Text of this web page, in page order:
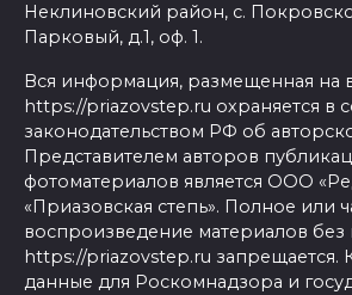
Неклиновский район, с.
Парковый, д.1, оф. 1.
Вся информация, размещенная на
https://priazovstep.ru охраняется в
законодательством РФ об
Представителем авторов
фотоматериалов является ООО
«Приазовская степь». Полное или
воспроизведение материалов без
https://priazovstep.ru запрещается.
данные для Роскомнадзора и